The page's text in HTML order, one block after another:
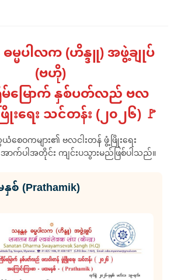
ဓမ္မပါလက (ဟိန္ဒူ) အဖွဲ့ချုပ်
(ဗဟို)
မ်မြောက် နှစ်ပတ်လည် ဗလ
းရေး သင်တန်း (၂၀၂၆) 🚩
ဝကများ၏ ဗလငါးတန် ဖွံ့ဖြိုးရေး
ာက်ပါအတိုင်း ကျင်းပသွားမည်ဖြစ်ပါသည်။
စ် (Prathamik)